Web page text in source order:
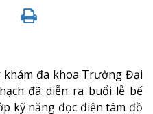
khám đa khoa Trường Đại
đã diễn ra buổi lễ bế
kỹ năng đọc điện tâm đồ